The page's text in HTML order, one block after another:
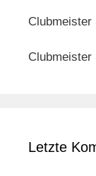
Clubmeister
Clubmeister
Letzte